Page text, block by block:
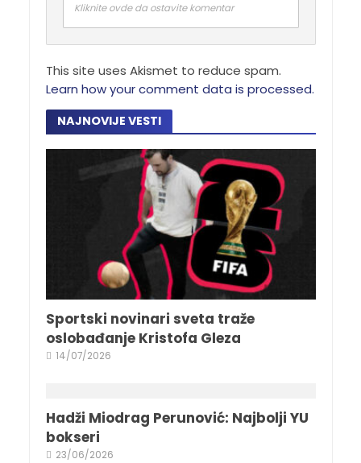
Kliknite ovde da ostavite komentar
This site uses Akismet to reduce spam.
Learn how your comment data is processed.
NAJNOVIJE VESTI
Sportski novinari sveta traže
oslobađanje Kristofa Gleza
14/07/2026
Hadži Miodrag Perunović: Najbolji YU
bokseri
23/06/2026